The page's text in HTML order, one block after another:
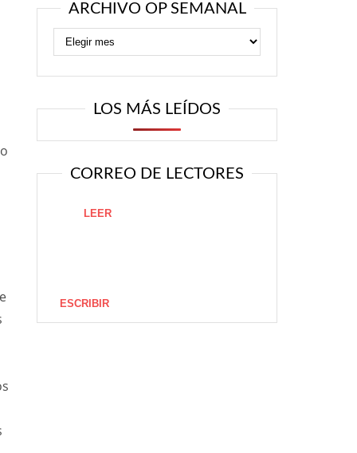
ARCHIVO OP SEMANAL
LOS MÁS LEÍDOS
CORREO DE LECTORES
LEER
ESCRIBIR